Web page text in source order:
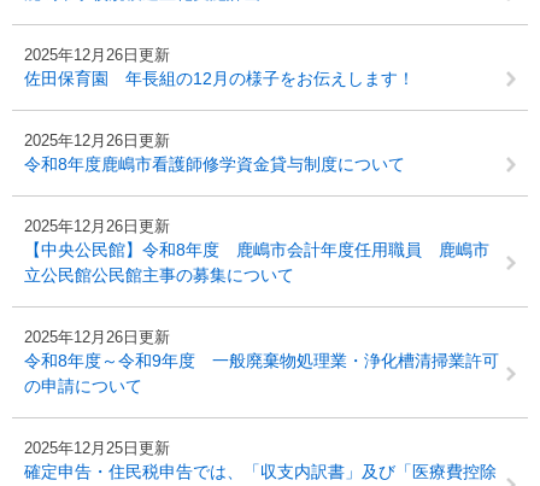
2025年12月26日更新
佐田保育園 年長組の12月の様子をお伝えします！
2025年12月26日更新
令和8年度鹿嶋市看護師修学資金貸与制度について
2025年12月26日更新
【中央公民館】令和8年度 鹿嶋市会計年度任用職員 鹿嶋市
立公民館公民館主事の募集について
2025年12月26日更新
令和8年度～令和9年度 一般廃棄物処理業・浄化槽清掃業許可
の申請について
2025年12月25日更新
確定申告・住民税申告では、「収支内訳書」及び「医療費控除